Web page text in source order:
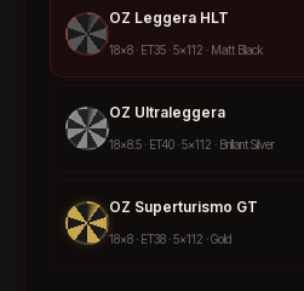
OZ Leggera HLT
18×8 · ET35 · 5×112 · Matt Black
OZ Ultraleggera
18×8.5 · ET40 · 5×112 · Brillant Silver
OZ Superturismo GT
18×8 · ET38 · 5×112 · Gold